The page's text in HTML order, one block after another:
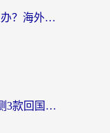
抖音商城app国外地区限制怎么办？海外党解锁国内内容的实用指南
迅游和穿梭哪个好？海外党亲测3款回国加速器+手游加速对比，附避坑指南